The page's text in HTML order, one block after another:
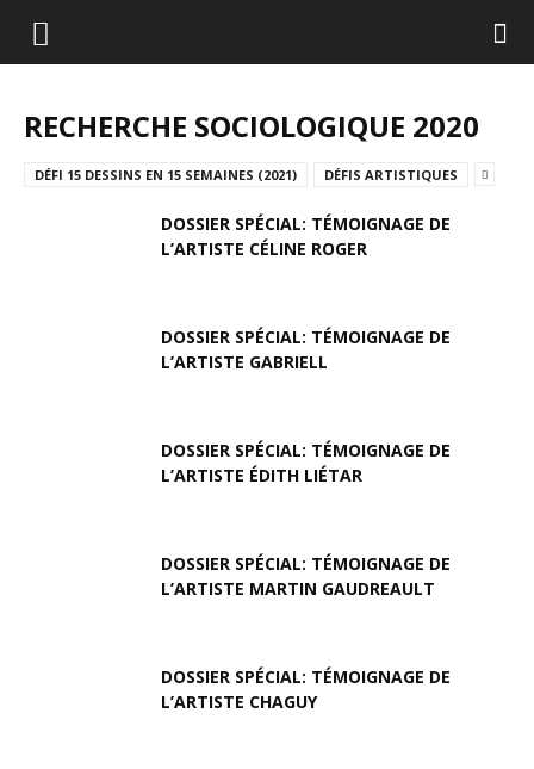
RECHERCHE SOCIOLOGIQUE 2020
DÉFI 15 DESSINS EN 15 SEMAINES (2021) DÉFIS ARTISTIQUES
DOSSIER SPÉCIAL: TÉMOIGNAGE DE
L’ARTISTE CÉLINE ROGER
DOSSIER SPÉCIAL: TÉMOIGNAGE DE
L’ARTISTE GABRIELL
DOSSIER SPÉCIAL: TÉMOIGNAGE DE
L’ARTISTE ÉDITH LIÉTAR
DOSSIER SPÉCIAL: TÉMOIGNAGE DE
L’ARTISTE MARTIN GAUDREAULT
DOSSIER SPÉCIAL: TÉMOIGNAGE DE
L’ARTISTE CHAGUY